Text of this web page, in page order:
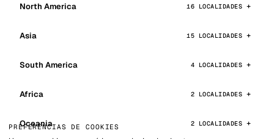
North America 16 LOCALIDADES
Asia 15 LOCALIDADES
South America 4 LOCALIDADES
Africa 2 LOCALIDADES
Oceania 2 LOCALIDADES
PREFERÊNCIAS DE COOKIES